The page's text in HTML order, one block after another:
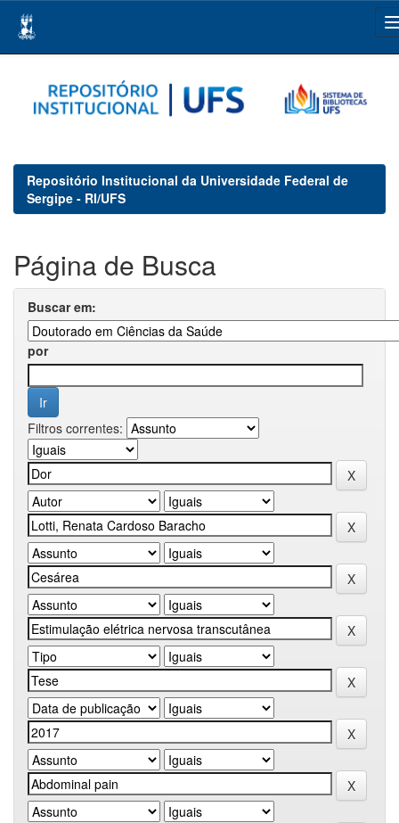
navigation
Repositório Institucional da Universidade Federal de
Sergipe - RI/UFS
Página de Busca
Buscar em:
por
Filtros correntes: